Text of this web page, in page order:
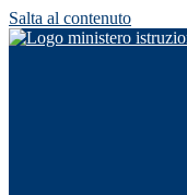
Salta al contenuto